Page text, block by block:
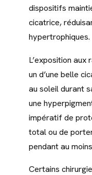
dispositifs
cicatrice,
hypertrophiques.
L’exposition aux
un d’une belle
au soleil durant
une
impératif de
total ou de
pendant au
Certains